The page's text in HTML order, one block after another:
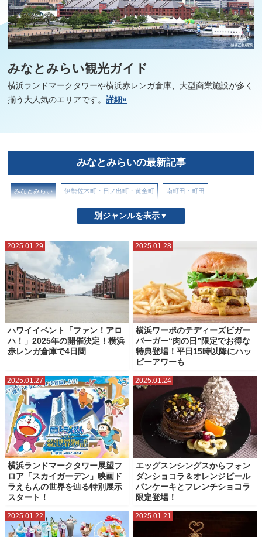
みなとみらい観光ガイド
横浜ランドマークタワーや横浜赤レンガ倉庫、大型商業施設が多く
揃う大人気のエリアです。詳細»
みなとみらいの最新記事
みなとみらい 伊勢佐木町・日ノ出町・黄金町 南町田・町田
山手・元町 戸部駅・高島町駅
横浜市北部 横浜市南部 野毛・近隣エリア
鎌倉 関内・馬車道
別ジャンルを表示▼
2025.01.29
ハワイイベント「ファン！アロ
ハ！」2025年の開催決定！横浜
赤レンガ倉庫で4日間
2025.01.28
横浜ワーポのテディーズビガー
バーガー“肉の日”限定でお得な
特典登場！平日15時以降にハッ
ピーアワーも
2025.01.27
横浜ランドマークタワー展望フ
ロア「スカイガーデン」映画ド
ラえもんの世界を辿る特別展示
スタート！
2025.01.24
エッグスンシングスからフォン
ダンショコラ＆オレンジピール
パンケーキとフレンチショコラ
限定登場！
2025.01.22 2025.01.21